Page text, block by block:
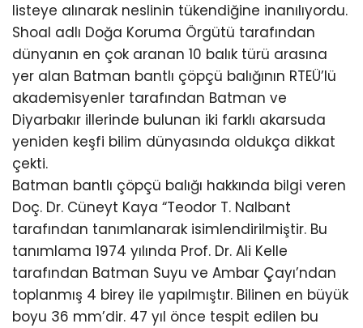
listeye alınarak neslinin tükendiğine inanılıyordu.
Shoal adlı Doğa Koruma Örgütü tarafından
dünyanın en çok aranan 10 balık türü arasına
yer alan Batman bantlı çöpçü balığının RTEÜ’lü
akademisyenler tarafından Batman ve
Diyarbakır illerinde bulunan iki farklı akarsuda
yeniden keşfi bilim dünyasında oldukça dikkat
çekti.
Batman bantlı çöpçü balığı hakkında bilgi veren
Doç. Dr. Cüneyt Kaya “Teodor T. Nalbant
tarafından tanımlanarak isimlendirilmiştir. Bu
tanımlama 1974 yılında Prof. Dr. Ali Kelle
tarafından Batman Suyu ve Ambar Çayı’ndan
toplanmış 4 birey ile yapılmıştır. Bilinen en büyük
boyu 36 mm’dir. 47 yıl önce tespit edilen bu